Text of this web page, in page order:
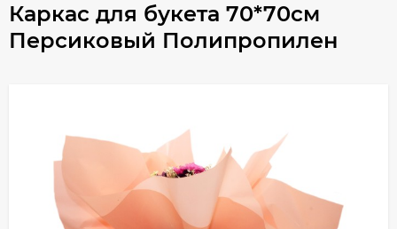
Каркас для букета 70*70см
Персиковый Полипропилен